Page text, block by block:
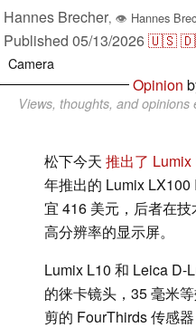
Hannes Brecher, 👁 Hannes
Published 05/13/2026🇺🇸
Camera
Opinion
Views, thoughts, and
松下今天 推出了 Lumix
年推出的 Lumix
宜 416 美元，后者在
高分辨率的显示屏。
Lumix L10 和 Leica D-
的徕卡镜头，35 毫米
剪的 FourThirds 传感